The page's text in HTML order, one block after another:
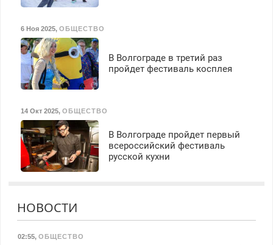
6 Ноя 2025, ОБЩЕСТВО
В Волгограде в третий раз
пройдет фестиваль косплея
14 Окт 2025, ОБЩЕСТВО
В Волгограде пройдет первый
всероссийский фестиваль
русской кухни
НОВОСТИ
02:55, ОБЩЕСТВО